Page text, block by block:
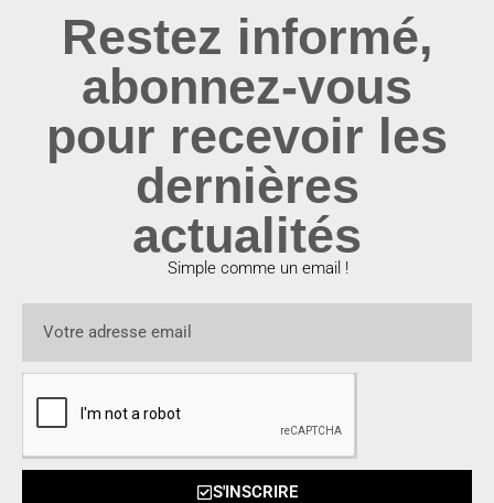
Restez informé,
abonnez-vous
pour recevoir les
dernières
actualités
Simple comme un email !
S'INSCRIRE